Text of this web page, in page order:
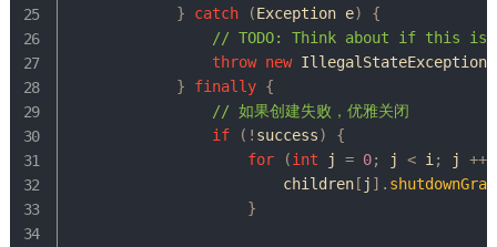
}
catch (Exception e)
{
// TODO: Think about if this is
throw new IllegalStateException(
}
finally {
// 如果创建失败，优雅关闭
if
( ! success)
{
for
(int j = 0; j < i ; j ++)
                        children
[ j ] .
}